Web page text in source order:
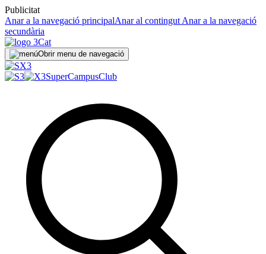
Publicitat
Anar a la navegació principalAnar al contingut Anar a la navegació
secundària
Obrir menu de navegació
SuperCampusClub